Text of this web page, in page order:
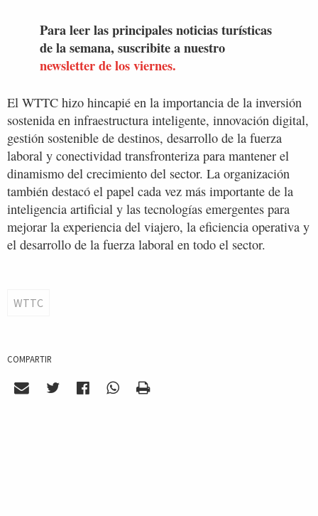
Para leer las principales noticias turísticas
de la semana, suscribite a nuestro
newsletter de los viernes.
El WTTC hizo hincapié en la importancia de la inversión
sostenida en infraestructura inteligente, innovación digital,
gestión sostenible de destinos, desarrollo de la fuerza
laboral y conectividad transfronteriza para mantener el
dinamismo del crecimiento del sector. La organización
también destacó el papel cada vez más importante de la
inteligencia artificial y las tecnologías emergentes para
mejorar la experiencia del viajero, la eficiencia operativa y
el desarrollo de la fuerza laboral en todo el sector.
WTTC
COMPARTIR